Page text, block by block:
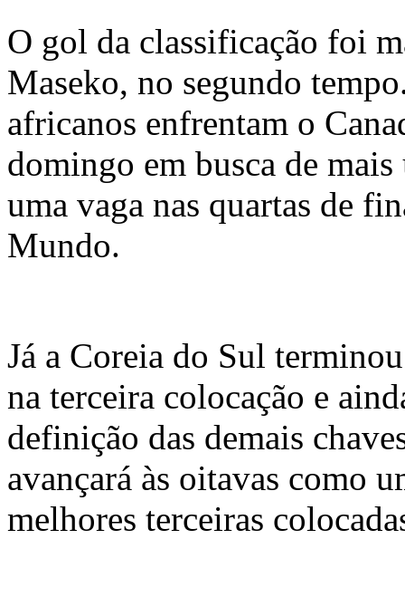
O gol da classificação foi
Maseko, no segundo
africanos enfrentam o
domingo em busca de
uma vaga nas quartas de
Mundo.
Já a Coreia do Sul
na terceira colocação e
definição das demais
avançará às oitavas como
melhores terceiras